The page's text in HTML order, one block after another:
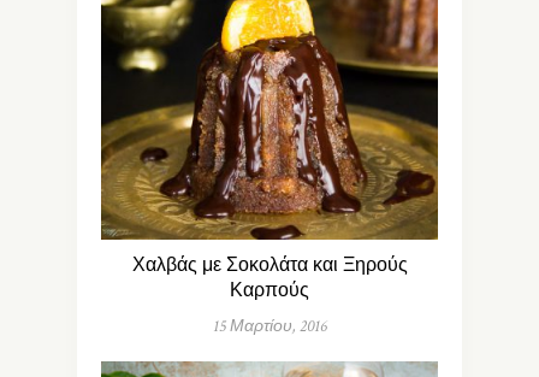
Χαλβάς με Σοκολάτα και Ξηρούς
Καρπούς
15 Μαρτίου, 2016